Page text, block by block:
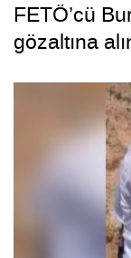
FETÖ’cü
gözaltına